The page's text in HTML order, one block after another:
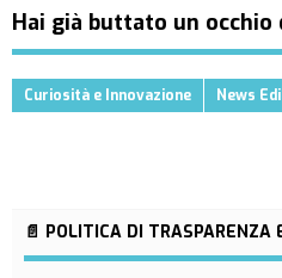
Hai già buttato un occhio
Curiosità e Innovazione News
📄 POLITICA DI TRASPARENZA